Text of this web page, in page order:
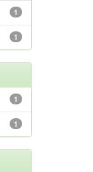
1
1
1
1